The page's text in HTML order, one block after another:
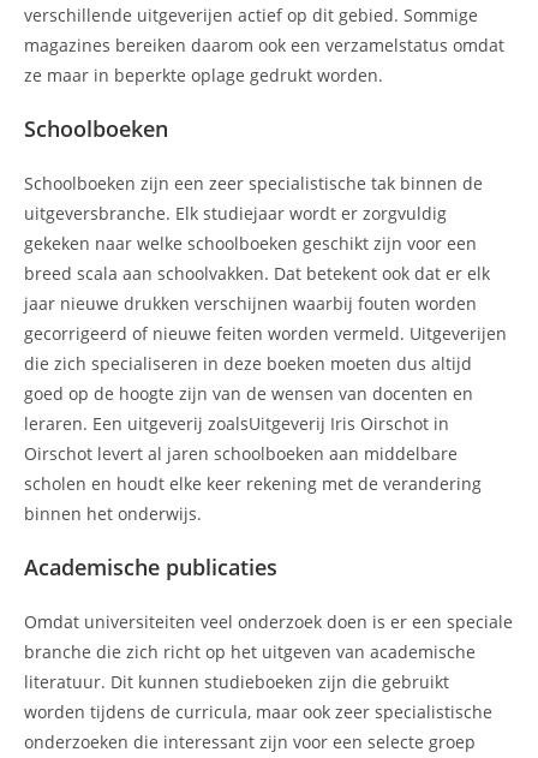
verschillende uitgeverijen actief op dit gebied. Sommige
magazines bereiken daarom ook een verzamelstatus omdat
ze maar in beperkte oplage gedrukt worden.
Schoolboeken
Schoolboeken zijn een zeer specialistische tak binnen de
uitgeversbranche. Elk studiejaar wordt er zorgvuldig
gekeken naar welke schoolboeken geschikt zijn voor een
breed scala aan schoolvakken. Dat betekent ook dat er elk
jaar nieuwe drukken verschijnen waarbij fouten worden
gecorrigeerd of nieuwe feiten worden vermeld. Uitgeverijen
die zich specialiseren in deze boeken moeten dus altijd
goed op de hoogte zijn van de wensen van docenten en
leraren. Een uitgeverij zoalsUitgeverij Iris Oirschot in
Oirschot levert al jaren schoolboeken aan middelbare
scholen en houdt elke keer rekening met de verandering
binnen het onderwijs.
Academische publicaties
Omdat universiteiten veel onderzoek doen is er een speciale
branche die zich richt op het uitgeven van academische
literatuur. Dit kunnen studieboeken zijn die gebruikt
worden tijdens de curricula, maar ook zeer specialistische
onderzoeken die interessant zijn voor een selecte groep